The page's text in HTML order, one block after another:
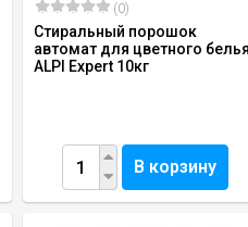
(0)
Стиральный порошок
автомат для цветного
ALPI Expert 10кг
В корзину